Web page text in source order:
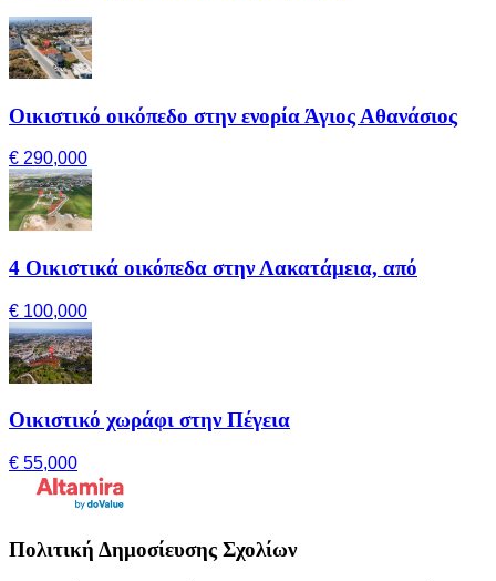
Οικιστικό οικόπεδο στην ενορία Άγιος Αθανάσιος
€ 290,000
4 Οικιστικά οικόπεδα στην Λακατάμεια, από
€ 100,000
Οικιστικό χωράφι στην Πέγεια
€ 55,000
Πολιτική Δημοσίευσης Σχολίων